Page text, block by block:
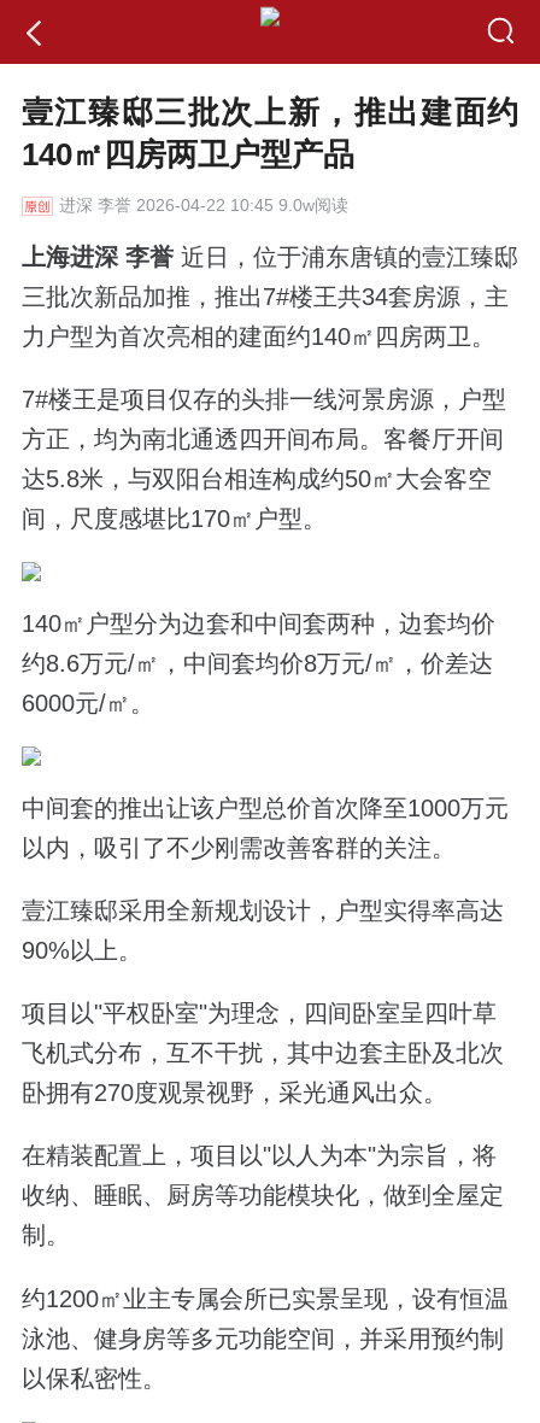
壹江臻邸三批次上新，推出建面约
140㎡四房两卫户型产品
进深 李誉 2026-04-22 10:45 9.0w阅读
上海进深 李誉近日，位于浦东唐镇的壹江臻邸
三批次新品加推，推出7#楼王共34套房源，主
力户型为首次亮相的建面约140㎡四房两卫。
7#楼王是项目仅存的头排一线河景房源，户型
方正，均为南北通透四开间布局。客餐厅开间
达5.8米，与双阳台相连构成约50㎡大会客空
间，尺度感堪比170㎡户型。
140㎡户型分为边套和中间套两种，边套均价
约8.6万元/㎡，中间套均价8万元/㎡，价差达
6000元/㎡。
中间套的推出让该户型总价首次降至1000万元
以内，吸引了不少刚需改善客群的关注。
壹江臻邸采用全新规划设计，户型实得率高达
90%以上。
项目以"平权卧室"为理念，四间卧室呈四叶草
飞机式分布，互不干扰，其中边套主卧及北次
卧拥有270度观景视野，采光通风出众。
在精装配置上，项目以"以人为本"为宗旨，将
收纳、睡眠、厨房等功能模块化，做到全屋定
制。
约1200㎡业主专属会所已实景呈现，设有恒温
泳池、健身房等多元功能空间，并采用预约制
以保私密性。